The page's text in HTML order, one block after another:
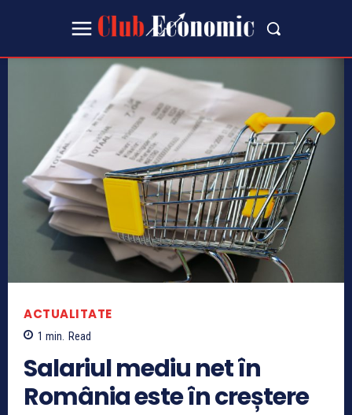
ACTUALITATE
1 min. Read
Salariul mediu net în
România este în creștere